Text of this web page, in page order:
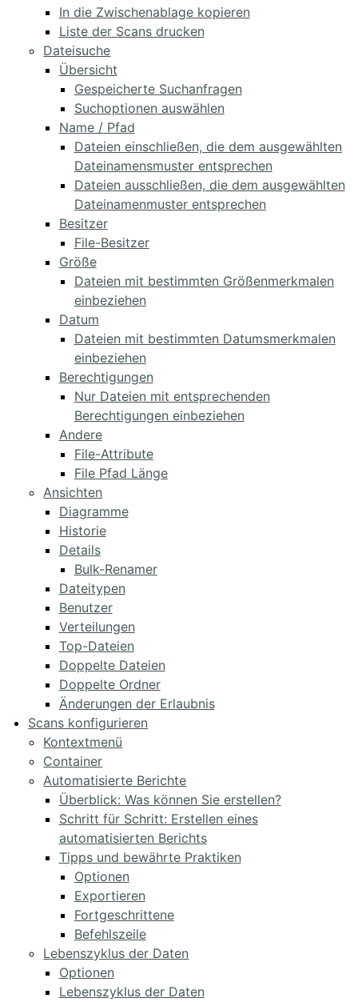
In die Zwischenablage kopieren
Liste der Scans drucken
Dateisuche
Übersicht
Gespeicherte Suchanfragen
Suchoptionen auswählen
Name / Pfad
Dateien einschließen, die dem ausgewählten
Dateinamensmuster entsprechen
Dateien ausschließen, die dem ausgewählten
Dateinamenmuster entsprechen
Besitzer
File-Besitzer
Größe
Dateien mit bestimmten Größenmerkmalen
einbeziehen
Datum
Dateien mit bestimmten Datumsmerkmalen
einbeziehen
Berechtigungen
Nur Dateien mit entsprechenden
Berechtigungen einbeziehen
Andere
File-Attribute
File Pfad Länge
Ansichten
Diagramme
Historie
Details
Bulk-Renamer
Dateitypen
Benutzer
Verteilungen
Top-Dateien
Doppelte Dateien
Doppelte Ordner
Änderungen der Erlaubnis
Scans konfigurieren
Kontextmenü
Container
Automatisierte Berichte
Überblick: Was können Sie erstellen?
Schritt für Schritt: Erstellen eines
automatisierten Berichts
Tipps und bewährte Praktiken
Optionen
Exportieren
Fortgeschrittene
Befehlszeile
Lebenszyklus der Daten
Optionen
Lebenszyklus der Daten